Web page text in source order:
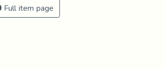
Full item page